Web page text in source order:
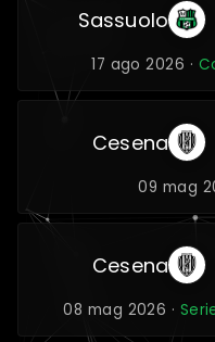
Sassuolo
17 ago 2026 ·
Cesena
09 mag
Cesena
08 mag 2026 ·